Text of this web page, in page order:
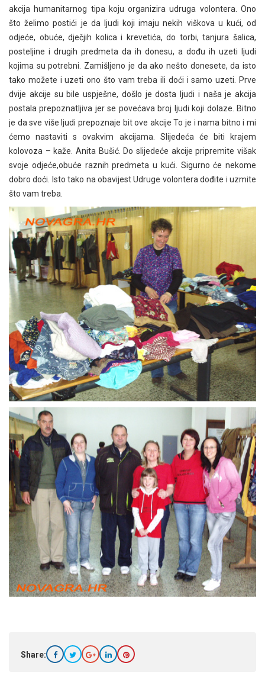
akcija humanitarnog tipa koju organizira udruga volontera. Ono
što želimo postići je da ljudi koji imaju nekih viškova u kući, od
odjeće, obuće, dječjih kolica i krevetića, do torbi, tanjura šalica,
posteljine i drugih predmeta da ih donesu, a dođu ih uzeti ljudi
kojima su potrebni. Zamišljeno je da ako nešto donesete, da isto
tako možete i uzeti ono što vam treba ili doći i samo uzeti. Prve
dvije akcije su bile uspješne, došlo je dosta ljudi i naša je akcija
postala prepoznatljiva jer se povećava broj ljudi koji dolaze. Bitno
je da sve više ljudi prepoznaje bit ove akcije To je i nama bitno i mi
ćemo nastaviti s ovakvim akcijama. Slijedeća će biti krajem
kolovoza – kaže. Anita Bušić. Do slijedeće akcije pripremite višak
svoje odjeće,obuće raznih predmeta u kući. Sigurno će nekome
dobro doći. Isto tako na obavijest Udruge volontera dođite i uzmite
što vam treba.
Share: